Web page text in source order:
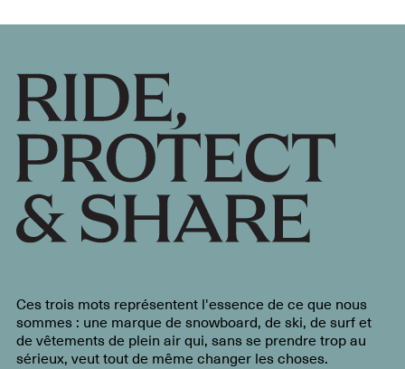
Ces trois mots représentent l'essence de ce que nous
sommes : une marque de snowboard, de ski, de surf et
de vêtements de plein air qui, sans se prendre trop au
sérieux, veut tout de même changer les choses.